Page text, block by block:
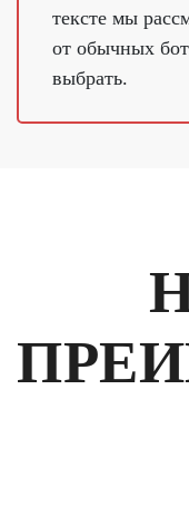
тексте мы
от обычных
выбрать.